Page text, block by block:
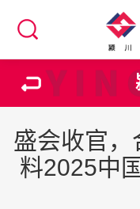
盛会收官，
料2025中